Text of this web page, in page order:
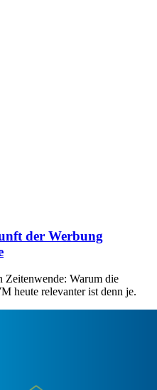
der Werbung
Zeitenwende: Warum die
heute relevanter ist denn je.